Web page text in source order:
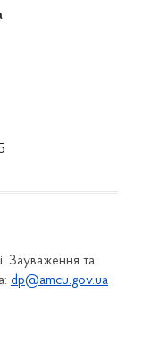
Зауваження та
dp@amcu.gov.ua